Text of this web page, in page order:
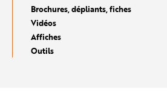
Brochures, dépliants, fiches
Vidéos
Affiches
Outils